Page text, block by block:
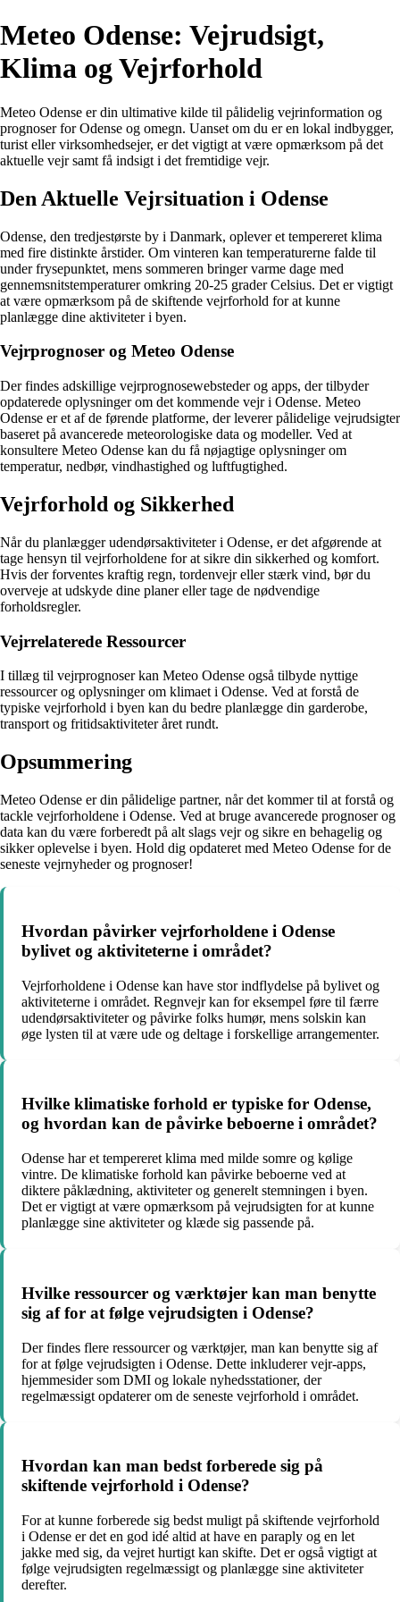
Meteo Odense: Vejrudsigt,
Klima og Vejrforhold
Meteo Odense er din ultimative kilde til pålidelig vejrinformation og
prognoser for Odense og omegn. Uanset om du er en lokal indbygger,
turist eller virksomhedsejer, er det vigtigt at være opmærksom på det
aktuelle vejr samt få indsigt i det fremtidige vejr.
Den Aktuelle Vejrsituation i Odense
Odense, den tredjestørste by i Danmark, oplever et tempereret klima
med fire distinkte årstider. Om vinteren kan temperaturerne falde til
under frysepunktet, mens sommeren bringer varme dage med
gennemsnitstemperaturer omkring 20-25 grader Celsius. Det er vigtigt
at være opmærksom på de skiftende vejrforhold for at kunne
planlægge dine aktiviteter i byen.
Vejrprognoser og Meteo Odense
Der findes adskillige vejrprognosewebsteder og apps, der tilbyder
opdaterede oplysninger om det kommende vejr i Odense. Meteo
Odense er et af de førende platforme, der leverer pålidelige vejrudsigter
baseret på avancerede meteorologiske data og modeller. Ved at
konsultere Meteo Odense kan du få nøjagtige oplysninger om
temperatur, nedbør, vindhastighed og luftfugtighed.
Vejrforhold og Sikkerhed
Når du planlægger udendørsaktiviteter i Odense, er det afgørende at
tage hensyn til vejrforholdene for at sikre din sikkerhed og komfort.
Hvis der forventes kraftig regn, tordenvejr eller stærk vind, bør du
overveje at udskyde dine planer eller tage de nødvendige
forholdsregler.
Vejrrelaterede Ressourcer
I tillæg til vejrprognoser kan Meteo Odense også tilbyde nyttige
ressourcer og oplysninger om klimaet i Odense. Ved at forstå de
typiske vejrforhold i byen kan du bedre planlægge din garderobe,
transport og fritidsaktiviteter året rundt.
Opsummering
Meteo Odense er din pålidelige partner, når det kommer til at forstå og
tackle vejrforholdene i Odense. Ved at bruge avancerede prognoser og
data kan du være forberedt på alt slags vejr og sikre en behagelig og
sikker oplevelse i byen. Hold dig opdateret med Meteo Odense for de
seneste vejrnyheder og prognoser!
Hvordan påvirker vejrforholdene i Odense
bylivet og aktiviteterne i området?
Vejrforholdene i Odense kan have stor indflydelse på bylivet og
aktiviteterne i området. Regnvejr kan for eksempel føre til færre
udendørsaktiviteter og påvirke folks humør, mens solskin kan
øge lysten til at være ude og deltage i forskellige arrangementer.
Hvilke klimatiske forhold er typiske for Odense,
og hvordan kan de påvirke beboerne i området?
Odense har et tempereret klima med milde somre og kølige
vintre. De klimatiske forhold kan påvirke beboerne ved at
diktere påklædning, aktiviteter og generelt stemningen i byen.
Det er vigtigt at være opmærksom på vejrudsigten for at kunne
planlægge sine aktiviteter og klæde sig passende på.
Hvilke ressourcer og værktøjer kan man benytte
sig af for at følge vejrudsigten i Odense?
Der findes flere ressourcer og værktøjer, man kan benytte sig af
for at følge vejrudsigten i Odense. Dette inkluderer vejr-apps,
hjemmesider som DMI og lokale nyhedsstationer, der
regelmæssigt opdaterer om de seneste vejrforhold i området.
Hvordan kan man bedst forberede sig på
skiftende vejrforhold i Odense?
For at kunne forberede sig bedst muligt på skiftende vejrforhold
i Odense er det en god idé altid at have en paraply og en let
jakke med sig, da vejret hurtigt kan skifte. Det er også vigtigt at
følge vejrudsigten regelmæssigt og planlægge sine aktiviteter
derefter.